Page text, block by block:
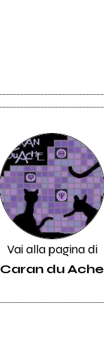
Vai alla pagina di
Caran du Ache